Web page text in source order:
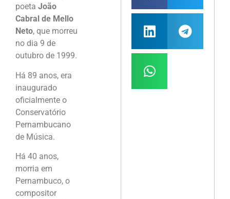
poeta João
Cabral de Mello
Neto, que morreu
no dia 9 de
outubro de 1999.
Há 89 anos, era
inaugurado
oficialmente o
Conservatório
Pernambucano
de Música.
Há 40 anos,
morria em
Pernambuco, o
compositor